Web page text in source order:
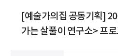
[예술가의집 공동기획]
가는 살풀이 연구소> 프